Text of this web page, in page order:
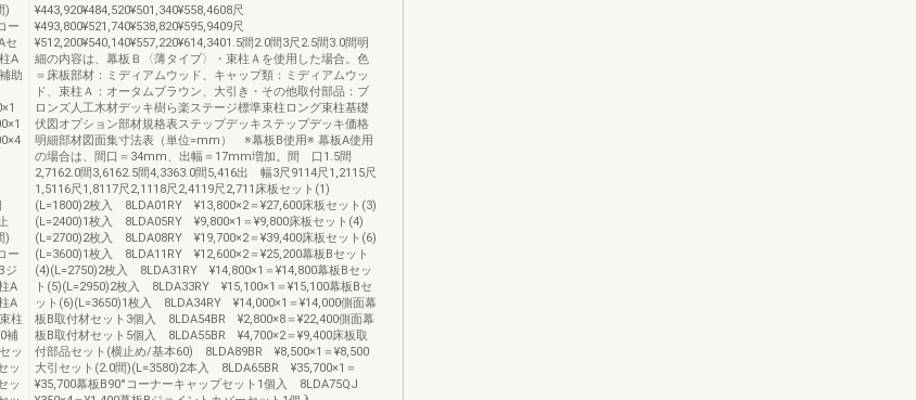
)
ー
セ
A
助
)
ー
ジ
A
A
柱
補
ッ
ッ
ッ
¥443,920¥484,520¥501,340¥558,4608尺
¥493,800¥521,740¥538,820¥595,9409尺
¥512,200¥540,140¥557,220¥614,3401.5間2.0間3尺2.5間3.0間明
細の内容は、幕板Ｂ〈薄タイプ〉・束柱Ａを使用した場合。色
＝床板部材：ミディアムウッド、キャップ類：ミディアムウッ
ド、束柱Ａ：オータムブラウン、大引き・その他取付部品：ブ
ロンズ人工木材デッキ樹ら楽ステージ標準束柱ロング束柱基礎
伏図オプション部材規格表ステップデッキステップデッキ価格
明細部材図面集寸法表（単位=mm） ※幕板B使用※ 幕板A使用
の場合は、間口＝34mm、出幅＝17mm増加。間 口1.5間
2,7162.0間3,6162.5間4,3363.0間5,416出 幅3尺9114尺1,2115尺
1,5116尺1,8117尺2,1118尺2,4119尺2,711床板セット(1)
(L=1800)2枚入 8LDA01RY ¥13,800×2＝¥27,600床板セット(3)
(L=2400)1枚入 8LDA05RY ¥9,800×1＝¥9,800床板セット(4)
(L=2700)2枚入 8LDA08RY ¥19,700×2＝¥39,400床板セット(6)
(L=3600)1枚入 8LDA11RY ¥12,600×2＝¥25,200幕板Bセット
(4)(L=2750)2枚入 8LDA31RY ¥14,800×1＝¥14,800幕板Bセッ
ト(5)(L=2950)2枚入 8LDA33RY ¥15,100×1＝¥15,100幕板Bセ
ット(6)(L=3650)1枚入 8LDA34RY ¥14,000×1＝¥14,000側面幕
板B取付材セット3個入 8LDA54BR ¥2,800×8＝¥22,400側面幕
板B取付材セット5個入 8LDA55BR ¥4,700×2＝¥9,400床板取
付部品セット(横止め/基本60) 8LDA89BR ¥8,500×1＝¥8,500
大引セット(2.0間)(L=3580)2本入 8LDA65BR ¥35,700×1＝
¥35,700幕板B90°コーナーキャップセット1個入 8LDA75QJ